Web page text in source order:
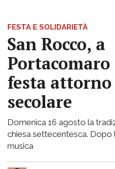
FESTA E SOLIDARIETÀ
San Rocco, a
festa
secolare
Domenica 16 agosto la
chiesa settecentesca. Dopo
musica